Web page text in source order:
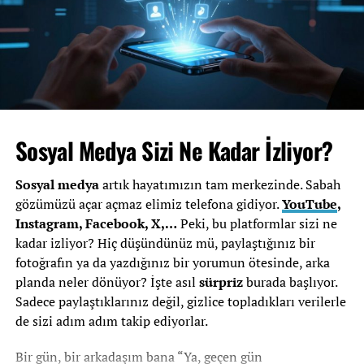
ödeme aracı olmadığını; adeta ekonomik bir yaşam
tarzına dönüştüğünü gösteriyor. Ve bu tablonun
merkezinde taksit sistemi var.
2026 yılında enflasyonun etkisi, yükselen harcama
kalemleri ve dijital alışverişin yaygınlaşmasıyla birlikte,
kredi kartlarının sunduğu taksit imkânları her
zamankinden daha önemli hale geldi.
BDDK’nın Düzenleyici Rolü
BDDK’nın 29 Ocak 2026 tarihli kararı, bireysel kart
limitlerine yönelik önemli düzenlemeler getirdi. Bu
düzenlemeler, taksit sayıları ve koşulları üzerinde de
doğrudan etkili oldu. Bankalar artık sektör bazlı ya da
dönemsel kampanyalarla taksit seçenekleri sunarken,
belirli ürün kategorilerinde taksit sınırlamaları
Sosyal Medya Sizi Ne Kadar İzliyor?
Sosyal medyaartık hayatımızın tam merkezinde. Sabah
gözümüzü açar açmaz elimiz telefona gidiyor.YouTube,
Instagram, Facebook, X,… Peki, bu platformlar sizi ne
kadar izliyor? Hiç düşündünüz mü, paylaştığınız bir
fotoğrafın ya da yazdığınız bir yorumun ötesinde, arka
planda neler dönüyor? İşte asıl sürprizburada başlıyor.
Sadece paylaştıklarınız değil, gizlice topladıkları verilerle
de sizi adım adım takip ediyorlar.
Bir gün, bir arkadaşım bana “Ya, geçen gün